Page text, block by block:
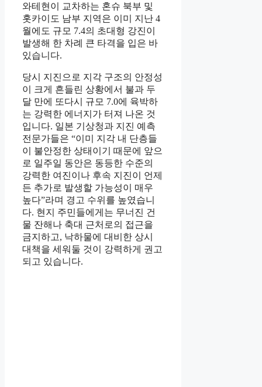
와테현이 교차하는 혼슈 북부 및
홋카이도 남부 지역은 이미 지난 4
월에도 규모 7.4의 초대형 강진이
발생해 한 차례 큰 타격을 입은 바
있습니다.
당시 지진으로 지각 구조의 안정성
이 크게 흔들린 상황에서 불과 두
달 만에 또다시 규모 7.0에 육박하
는 강력한 에너지가 터져 나온 것
입니다. 일본 기상청과 지진 예측
전문가들은 “이미 지각 내 단층들
이 불안정한 상태이기 때문에 앞으
로 일주일 동안은 동등한 수준의
강력한 여진이나 후속 지진이 언제
든 추가로 발생할 가능성이 매우
높다”라며 경고 수위를 높였습니
다. 현지 주민들에게는 무너진 건
물 잔해나 축대 근처로의 접근을
금지하고, 낙하물에 대비한 상시
대책을 세워둘 것이 강력하게 권고
되고 있습니다.